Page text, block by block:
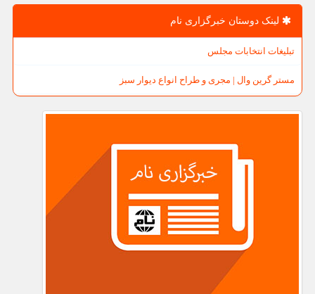
لینک دوستان خبرگزاری نام
تبلیغات انتخابات مجلس
مستر گرین وال | مجری و طراح انواع دیوار سبز